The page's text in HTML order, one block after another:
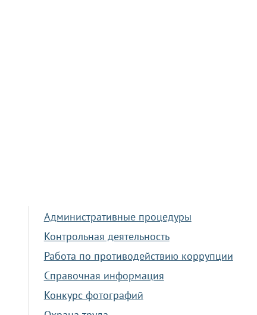
Административные процедуры
Контрольная деятельность
Работа по противодействию коррупции
Справочная информация
Конкурс фотографий